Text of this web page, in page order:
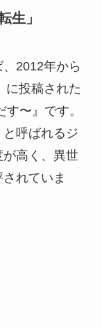
生」
2012年から
に投稿された
〜』です。
呼ばれるジ
高く、異世
れていま